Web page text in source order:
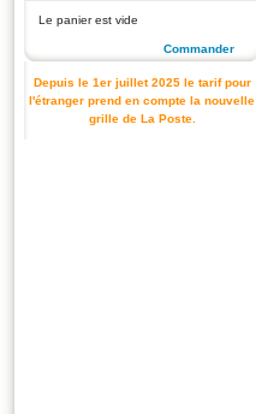
Le panier est vide
Commander
Depuis le 1er juillet 2025 le tarif pour
l'étranger prend en compte la nouvelle
grille de La Poste.